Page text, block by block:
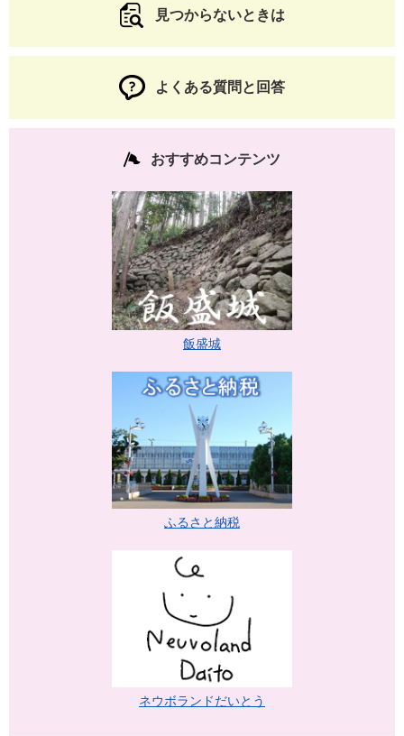
見つからないときは
よくある質問と回答
おすすめコンテンツ
飯盛城
ふるさと納税
ネウボランドだいとう